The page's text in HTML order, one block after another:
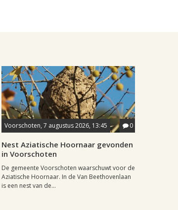
Voorschoten, 7 augustus 2026, 13:45 0
Nest Aziatische Hoornaar gevonden
in Voorschoten
De gemeente Voorschoten waarschuwt voor de
Aziatische Hoornaar. In de Van Beethovenlaan
is een nest van de...